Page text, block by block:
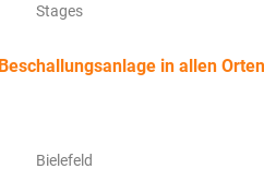
Stages
Beschallungsanlage in allen Orten
Bielefeld